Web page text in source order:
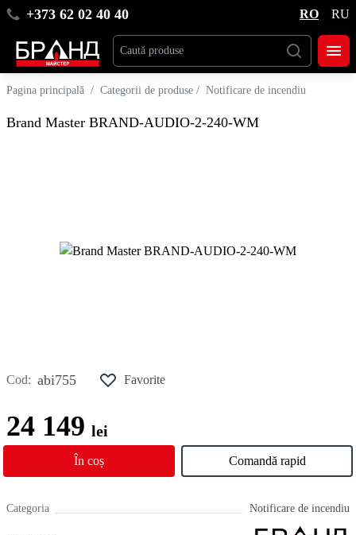
+373 62 02 40 40 RO RU
Pagina principală / Categorii de produse / Notificare de incendiu
Brand Master BRAND-AUDIO-2-240-WM
Cod: abi755 Favorite
24 149 lei
În coș Comandă rapid
Categoria Notificare de incendiu